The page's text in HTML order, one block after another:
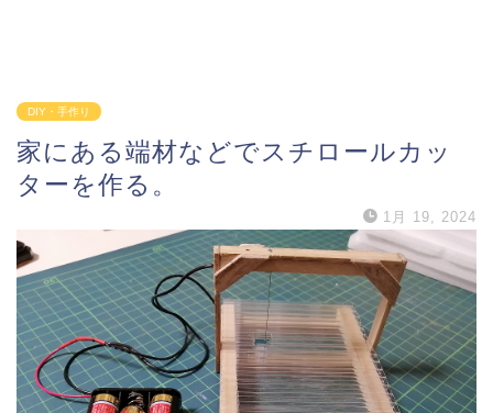
DIY・手作り
家にある端材などでスチロールカッ
ターを作る。
1月 19, 2024